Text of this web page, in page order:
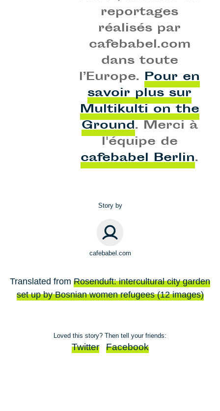
reportages
réalisés par
cafebabel.com
dans toute
l’Europe. Pour en
savoir plus sur
Multikulti on the
Ground. Merci à
l'équipe de
cafebabel Berlin.
Story by
cafebabel.com
Translated from Rosenduft: intercultural city garden
set up by Bosnian women refugees (12 images)
Loved this story? Then tell your friends:
Twitter Facebook